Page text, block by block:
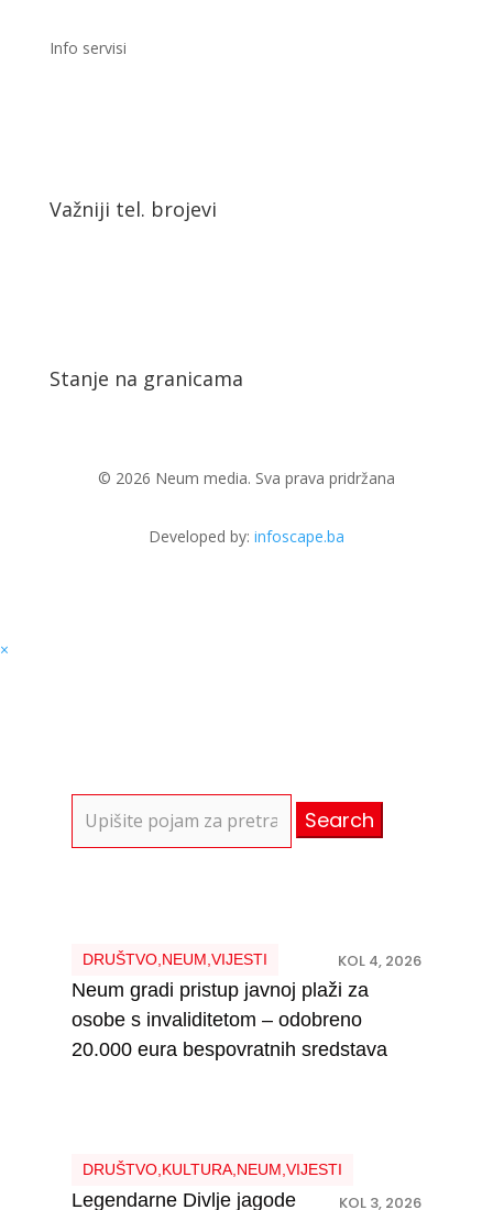
Info servisi
Važniji tel. brojevi
Stanje na granicama
© 2026 Neum media. Sva prava pridržana
Developed by: infoscape.ba
×
for:
DRUŠTVO, NEUM VIJESTI KOL 4, 2026
Neum gradi pristup javnoj plaži za
osobe s invaliditetom – odobreno
20.000 eura bespovratnih sredstava
DRUŠTVO, KULTURA, NEUM VIJESTI
KOL 3, 2026
Legendarne Divlje jagode